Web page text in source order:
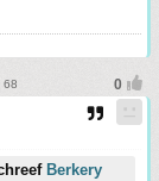
68
Berkery